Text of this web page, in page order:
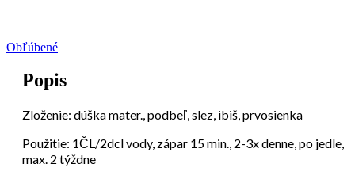
Obľúbené
Popis
Zloženie: dúška mater., podbeľ, slez, ibiš, prvosienka
Použitie: 1ČL/2dcl vody, zápar 15 min., 2-3x denne, po jedle,
max. 2 týždne